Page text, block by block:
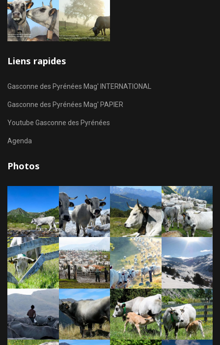
Liens rapides
Gasconne des Pyrénées Mag' INTERNATIONAL
Gasconne des Pyrénées Mag' PAPIER
Youtube Gasconne des Pyrénées
Agenda
Photos